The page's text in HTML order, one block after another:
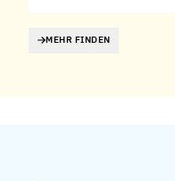
MEHR FINDEN